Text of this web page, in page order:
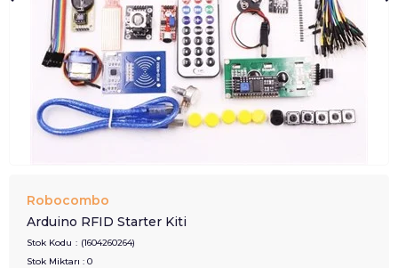
Robocombo
Arduino RFID Starter Kiti
Stok Kodu
(1604260264)
Stok Miktarı : 0